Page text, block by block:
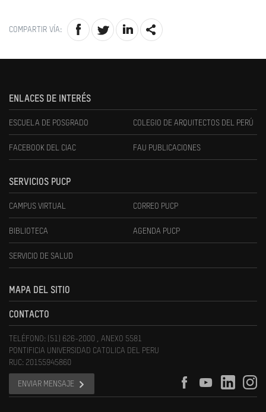
COMPARTIR VÍA:
ENLACES DE INTERÉS
ESCUELA DE POSGRADO COLEGIO DE ARQUITECTOS DEL PERÚ
FACEBOOK DEL CIAC FAU PUBLICACIONES
SERVICIOS PUCP
CAMPUS VIRTUAL CORREO PUCP
BIBLIOTECA AGENDA PUCP
SERVICIO DE SALUD
MAPA DEL SITIO
CONTACTO
TELÉFONO: (51) 626-2000 , ANEXO 5581
PONTIFICIA UNIVERSIDAD CATOLICA DEL PERU
RUC: 20155945860
ENVIAR MENSAJE